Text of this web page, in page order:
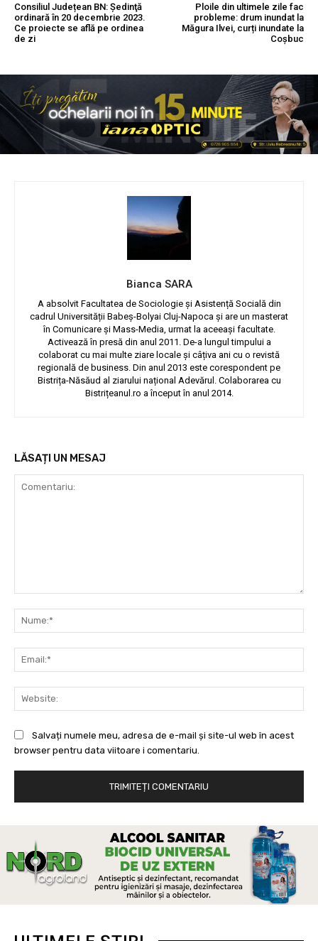
Consiliul Județean BN: Ședinţă
ordinară în 20 decembrie 2023.
Ce proiecte se află pe ordinea
de zi
Ploile din ultimele zile fac
probleme: drum inundat la
Măgura Ilvei, curți inundate la
Coșbuc
Bianca SARA
A absolvit Facultatea de Sociologie și Asistență Socială din
cadrul Universității Babeș-Bolyai Cluj-Napoca și are un masterat
în Comunicare și Mass-Media, urmat la aceeași facultate.
Activează în presă din anul 2011. De-a lungul timpului a
colaborat cu mai multe ziare locale și câțiva ani cu o revistă
regională de business. Din anul 2013 este corespondent pe
Bistrița-Năsăud al ziarului național Adevărul. Colaborarea cu
Bistrițeanul.ro a început în anul 2014.
LĂSAȚI UN MESAJ
Salvați numele meu, adresa de e-mail și site-ul web în acest
browser pentru data viitoare i comentariu.